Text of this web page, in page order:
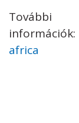
További
információk:
africa